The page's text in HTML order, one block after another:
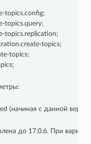
topics.config;
topics.query;
topics.replication;
topics;
topics;
(начиная с данной
до 17.0.6. При